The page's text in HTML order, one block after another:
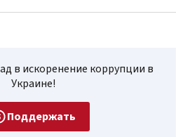
в искоренение коррупции в
Украине!
Поддержать